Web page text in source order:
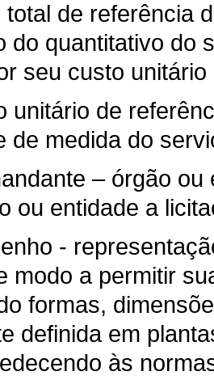
total de referência
do quantitativo do
seu custo
unitário de
de medida do
– órgão
ou entidade a
-
modo a permitir
formas,
definida em
às